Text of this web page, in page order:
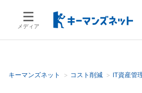
メディア
検索語を入力してください
キーマンズネット コスト削減 IT資産管